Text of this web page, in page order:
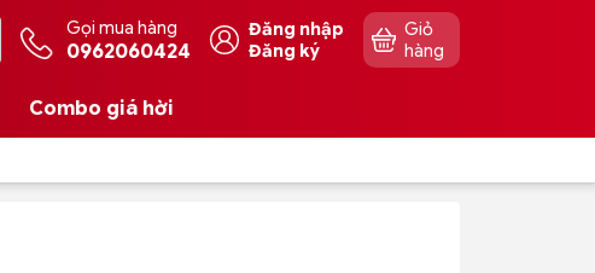
Gọi mua hàng
0962060424
Đăng nhập
Đăng ký
Giỏ
hàng
Combo giá hời